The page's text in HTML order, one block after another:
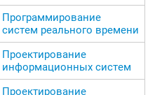
Программирование
систем реального времени
Проектирование
информационных систем
Проектирование